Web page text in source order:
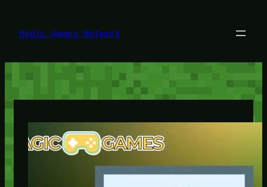
konten
Magic Games Network